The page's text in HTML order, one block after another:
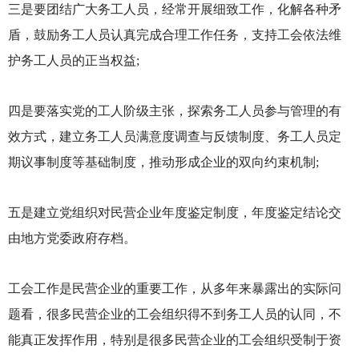
三是要团结广大务工人员，经常开展细致工作，化解各种矛
盾，鼓励务工人员认真完成合理工作任务，支持工会依法维
护务工人员的正当权益;
四是要落实党的工人阶级主张，探索务工人员参与管理的有
效方式，建立务工人员满意度调查与反馈制度、务工人员定
期议事制度等基础制度，推动形成企业的双向约束机制;
五是建立党组织对民营企业年度鉴定制度，年度鉴定结论交
由地方党委政府存档。
工会工作是民营企业的重要工作，从多年来暴露出的实际问
题看，很多民营企业的工会组织得不到务工人员的认同，不
能真正发挥作用，特别是很多民营企业的工会组织受制于资